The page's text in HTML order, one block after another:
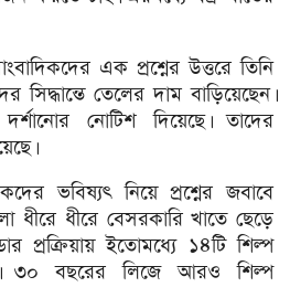
এক প্রশ্নের উত্তরে তিনি
সিদ্ধান্তে তেলের দাম বাড়িয়েছেন।
নোটিশ দিয়েছে। তাদের
ভবিষ্যৎ নিয়ে প্রশ্নের জবাবে
ধীরে ধীরে বেসরকারি খাতে ছেড়ে
প্রক্রিয়ায় ইতোমধ্যে ১৪টি শিল্প
৩০ বছরের লিজে আরও শিল্প